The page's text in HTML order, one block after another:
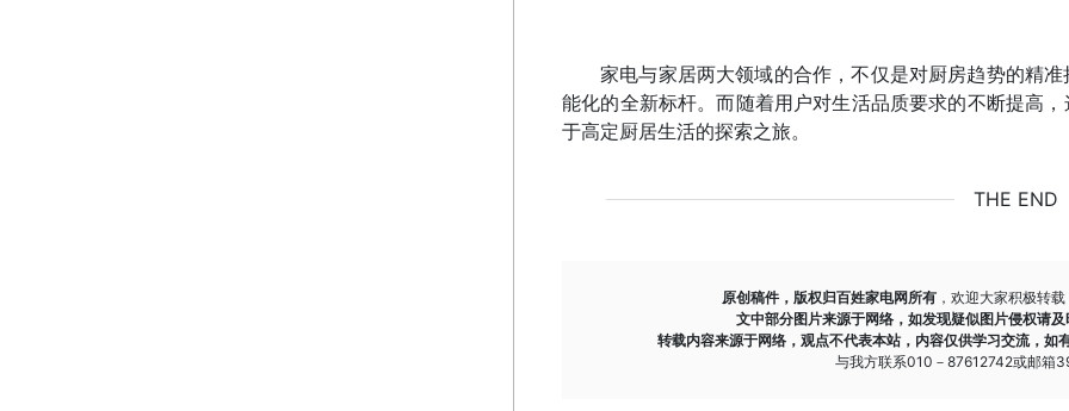
家电与家居两大领域的合作，不仅是对厨房趋势的精
能化的全新标杆。而随着用户对生活品质要求的不断提高
于高定厨居生活的探索之旅。
THE END
原创稿件，版权归百姓家电网所有 ，欢迎大家积极转
文中部分图片来源于网络，如发现疑似图片侵权请
转载内容来源于网络，观点不代表本站，内容仅供学习交流，如
与我方联系010－87612742或邮箱